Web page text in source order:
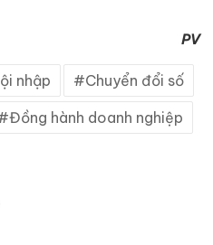
PV
nhập Chuyển đổi số
Đồng hành doanh nghiệp